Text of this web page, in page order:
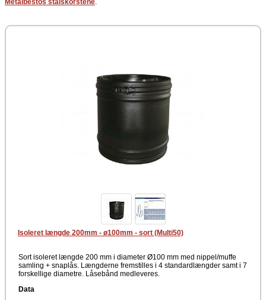
Metalbestos stålskorstene.
Isoleret længde 200mm - ø100mm - sort (Multi50)
Sort isoleret længde 200 mm i diameter Ø100 mm med nippel/muffe
samling + snaplås. Længderne fremstilles i 4 standardlængder samt i 7
forskellige diametre. Låsebånd medleveres.
Data